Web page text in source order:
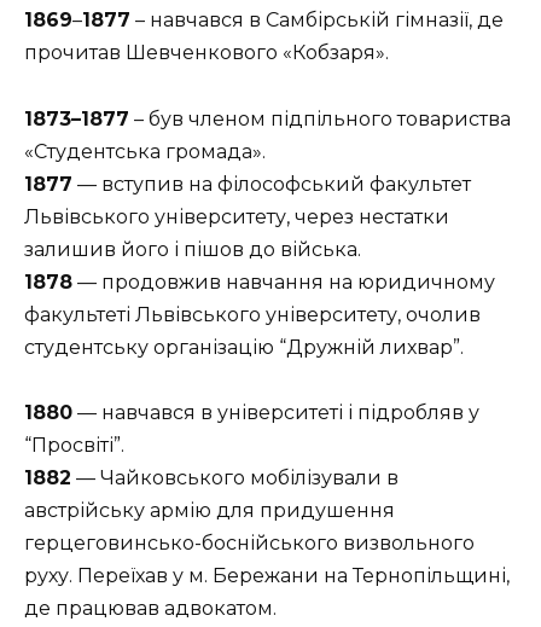
1869–1877 – навчався в Самбірській гімназії, де
прочитав Шевченкового «Кобзаря».
1873–1877 – був членом підпільного товариства
«Студентська громада».
1877 — вступив на філософський факультет
Львівського університету, через нестатки
залишив його і пішов до війська.
1878 — продовжив навчання на юридичному
факультеті Львівського університету, очолив
студентську організацію “Дружній лихвар”.
1880 — навчався в університеті і підробляв у
“Просвіті”.
1882 — Чайковського мобілізували в
австрійську армію для придушення
герцеговинсько-боснійського визвольного
руху. Переїхав у м. Бережани на Тернопільщині,
де працював адвокатом.